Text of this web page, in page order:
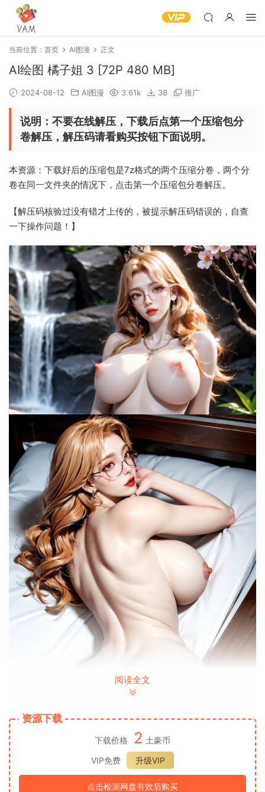
当前位置： 首页 AI图漫 正文
AI绘图 橘子姐 3 [72P 480 MB]
2024-08-12 AI图漫 3.61k 38 推广
说明：不要在线解压，下载后点第一个压缩包分
卷解压，解压码请看购买按钮下面说明。
本资源：下载好后的压缩包是7z格式的两个压缩分卷，两个分
卷在同一文件夹的情况下，点击第一个压缩包分卷解压。
【解压码核验过没有错才上传的，被提示解压码错误的，自查
一下操作问题！】
阅读全文
资源下载
下载价格 2 土豪币
VIP免费
升级VIP
点击检测网盘有效后购买